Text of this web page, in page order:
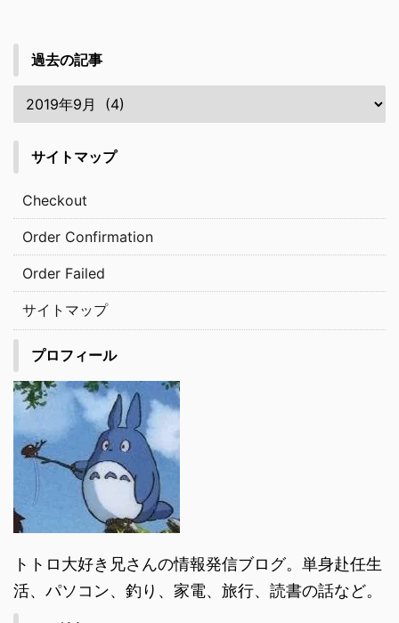
過去の記事
サイトマップ
Checkout
Order Confirmation
Order Failed
サイトマップ
プロフィール
トトロ大好き兄さんの情報発信ブログ。単身赴任生
活、パソコン、釣り、家電、旅行、読書の話など。